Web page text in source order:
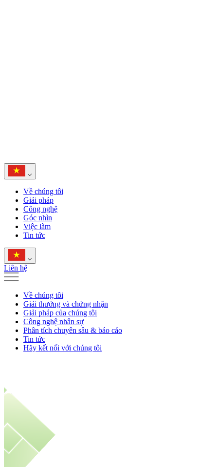
Về chúng tôi
Giải pháp
Công nghệ
Góc nhìn
Việc làm
Tin tức
Liên hệ
Về chúng tôi
Giải thưởng và chứng nhận
Giải pháp của chúng tôi
Công nghệ nhân sự
Phân tích chuyên sâu & báo cáo
Tin tức
Hãy kết nối với chúng tôi